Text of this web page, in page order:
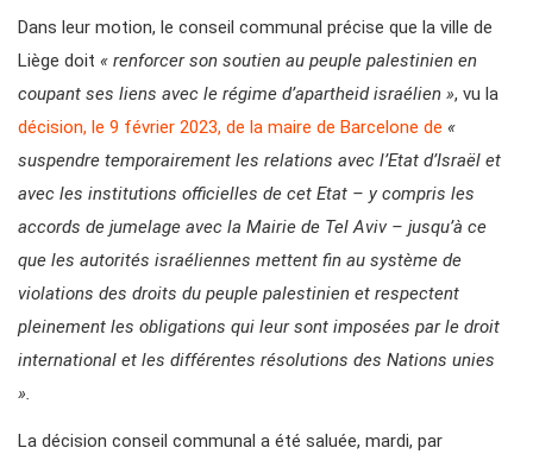
Dans leur motion, le conseil communal précise que la ville de
Liège doit « renforcer son soutien au peuple palestinien en
coupant ses liens avec le régime d’apartheid israélien », vu la
décision, le 9 février 2023, de la maire de Barcelone de «
suspendre temporairement les relations avec l’Etat d’Israël et
avec les institutions officielles de cet Etat – y compris les
accords de jumelage avec la Mairie de Tel Aviv – jusqu’à ce
que les autorités israéliennes mettent fin au système de
violations des droits du peuple palestinien et respectent
pleinement les obligations qui leur sont imposées par le droit
international et les différentes résolutions des Nations unies
».
La décision conseil communal a été saluée, mardi, par